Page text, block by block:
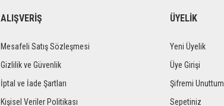
ALIŞVERİŞ
Mesafeli Satış Sözleşmesi
Gizlilik ve Güvenlik
İptal ve İade Şartları
Kişisel Veriler Politikası
ÜYELİK
Yeni Üyelik
Üye Girişi
Şifremi Unuttum
Sepetiniz